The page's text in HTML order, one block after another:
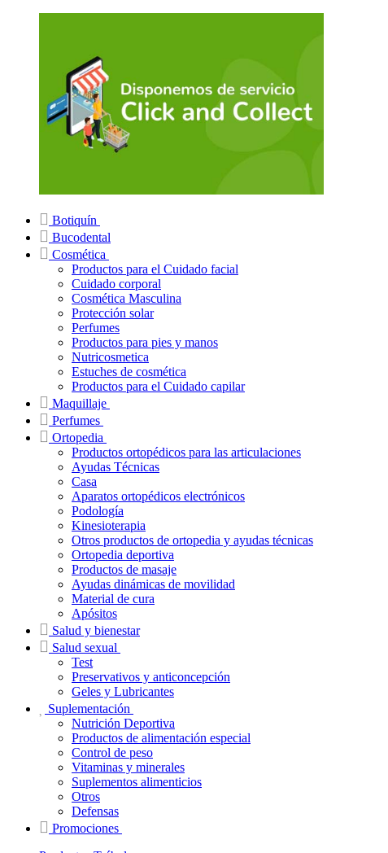
Botiquín
Bucodental
Cosmética
Productos para el Cuidado facial
Cuidado corporal
Cosmética Masculina
Protección solar
Perfumes
Productos para pies y manos
Nutricosmetica
Estuches de cosmética
Productos para el Cuidado capilar
Maquillaje
Perfumes
Ortopedia
Productos ortopédicos para las articulaciones
Ayudas Técnicas
Casa
Aparatos ortopédicos electrónicos
Podología
Kinesioterapia
Otros productos de ortopedia y ayudas técnicas
Ortopedia deportiva
Productos de masaje
Ayudas dinámicas de movilidad
Material de cura
Apósitos
Salud y bienestar
Salud sexual
Test
Preservativos y anticoncepción
Geles y Lubricantes
Suplementación
Nutrición Deportiva
Productos de alimentación especial
Control de peso
Vitaminas y minerales
Suplementos alimenticios
Otros
Defensas
Promociones